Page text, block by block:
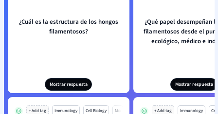
¿Cuál es la estructura de los hongos
filamentosos?
Mostrar respuesta
¿Qué papel desempeñan
filamentosos desde el
ecológico, médico e
Mostrar respuesta
+ Add tag Immunology Cell Biology Mo + Add tag Immunology